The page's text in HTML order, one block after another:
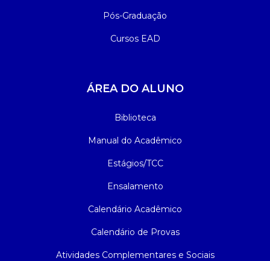
Pós-Graduação
Cursos EAD
ÁREA DO ALUNO
Biblioteca
Manual do Acadêmico
Estágios/TCC
Ensalamento
Calendário Acadêmico
Calendário de Provas
Atividades Complementares e Sociais